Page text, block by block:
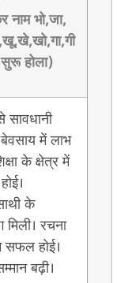
नाम भो,जा,
होला)
सावधानी
में लाभ
के क्षेत्र में
के
रचना
होई।
बढ़ी।